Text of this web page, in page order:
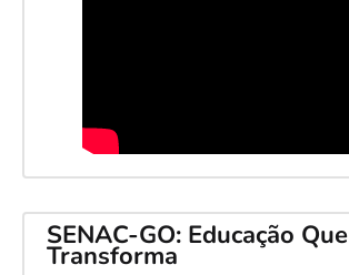
SENAC-GO: Educação Que
Transforma